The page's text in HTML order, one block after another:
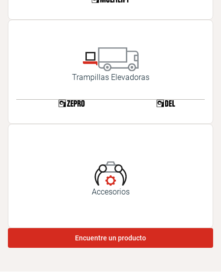
Trampillas Elevadoras
Accesorios
Encuentre un producto